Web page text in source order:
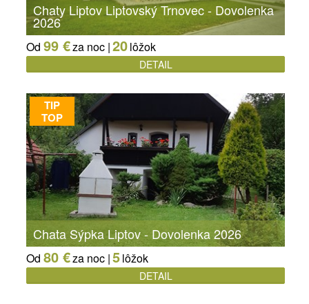
Chaty Liptov Liptovský Trnovec - Dovolenka
2026
Od 99 €za noc |20lôžok
DETAIL
TIP
TOP
Chata Sýpka Liptov - Dovolenka 2026
Od 80 €za noc |5lôžok
DETAIL